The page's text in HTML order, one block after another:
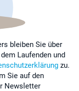
bleiben Sie über
Laufenden und
zu.
Sie auf den
Newsletter